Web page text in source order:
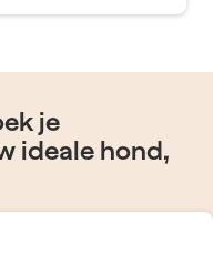
je
ideale hond,